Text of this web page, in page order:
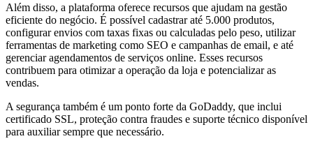
Além disso, a plataforma oferece recursos que ajudam na gestão
eficiente do negócio. É possível cadastrar até 5.000 produtos,
configurar envios com taxas fixas ou calculadas pelo peso, utilizar
ferramentas de marketing como SEO e campanhas de email, e até
gerenciar agendamentos de serviços online. Esses recursos
contribuem para otimizar a operação da loja e potencializar as
vendas.
A segurança também é um ponto forte da GoDaddy, que inclui
certificado SSL, proteção contra fraudes e suporte técnico disponível
para auxiliar sempre que necessário.